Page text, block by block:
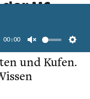
00:00
Unmute
MS
und Kufen.